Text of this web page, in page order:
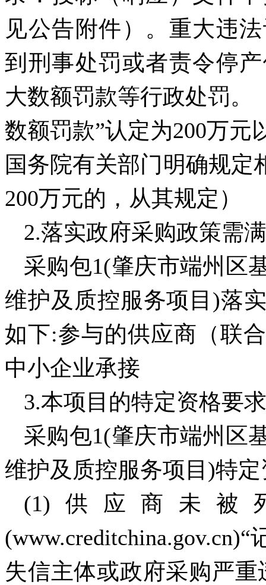
见公告附件）。重大违
到刑事处罚或者责令停
大数额罚款等行政处罚。
数额罚款”认定为200万元
国务院有关部门明确规定
200万元的，从其规定）
2.落实政府采购政策需
采购包1(肇庆市端州区
维护及质控服务项目)落
如下:参与的供应商（联
中小企业承接
3.本项目的特定资格要
采购包1(肇庆市端州区
维护及质控服务项目)特
(1)供应商未被
失信主体或政府采购严